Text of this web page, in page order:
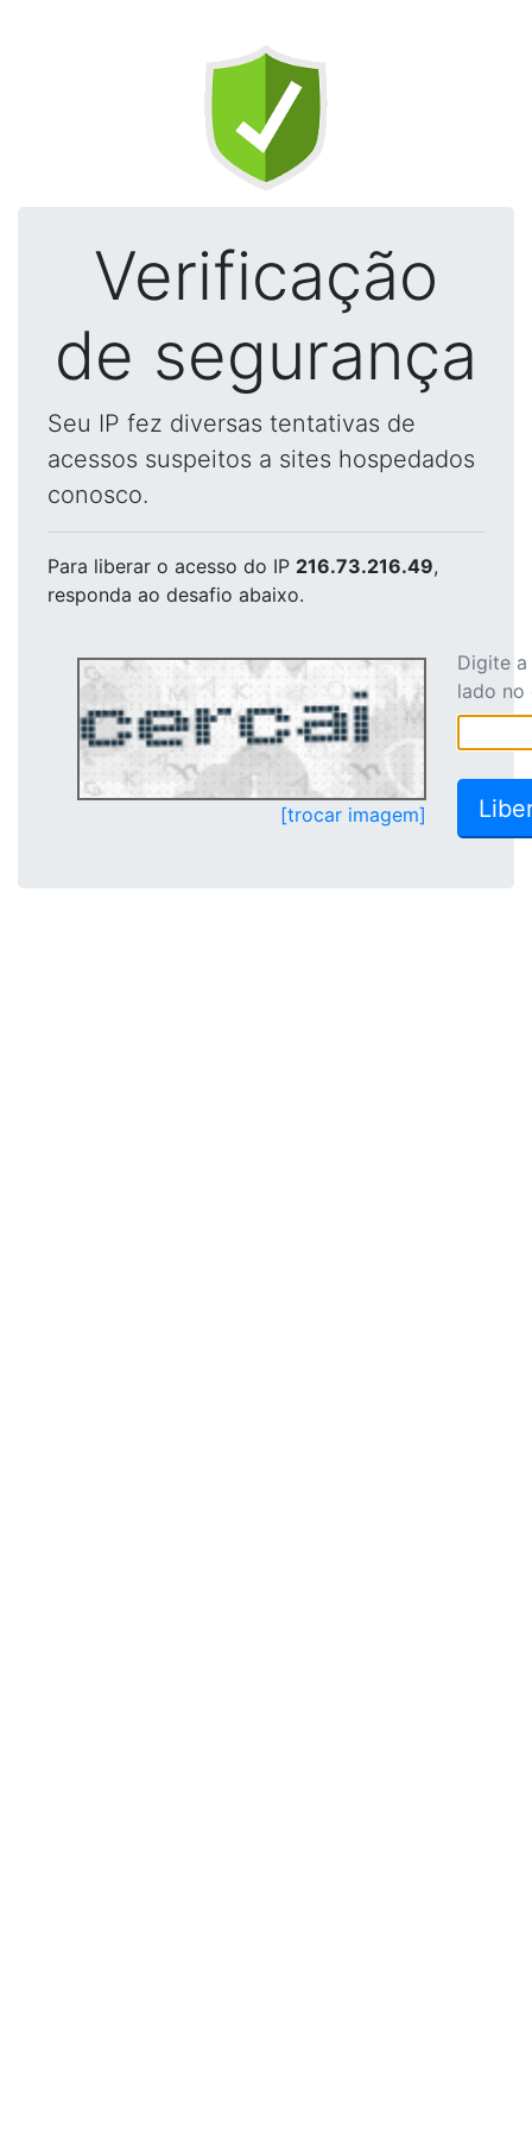
Verificação
de segurança
Seu IP fez diversas tentativas de
acessos suspeitos a sites hospedados
conosco.
Para liberar o acesso do IP 216.73.216.49,
responda ao desafio abaixo.
[trocar imagem]
Digite
lado no